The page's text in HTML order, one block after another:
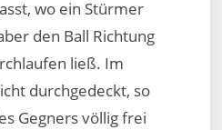
wo ein Stürmer
den Ball Richtung
ließ. Im
durchgedeckt, so
Gegners völlig frei